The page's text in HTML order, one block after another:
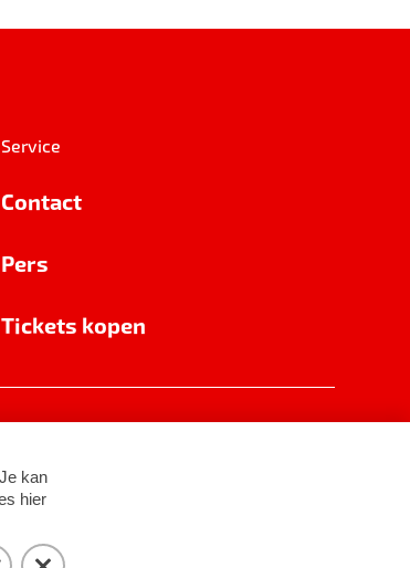
Service
Contact
Pers
Tickets kopen